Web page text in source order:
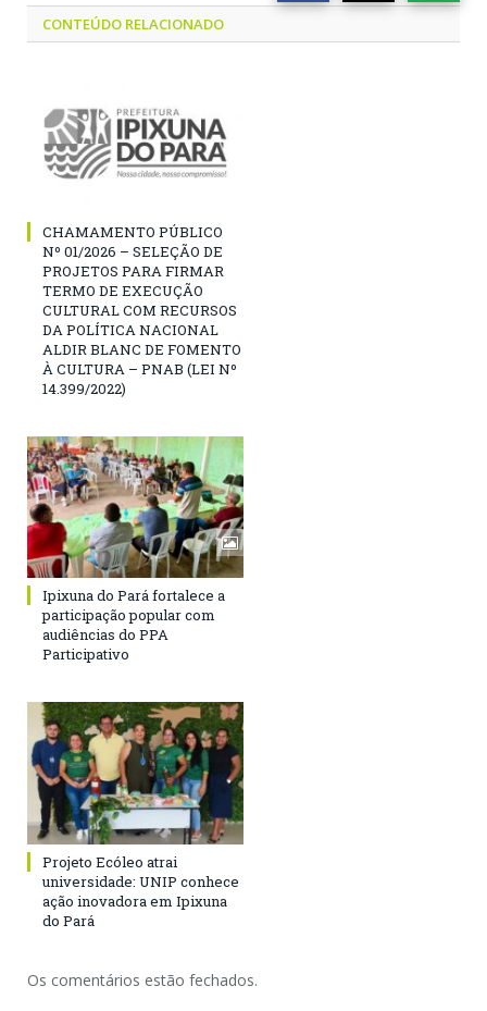
CONTEÚDO RELACIONADO
CHAMAMENTO PÚBLICO
Nº 01/2026 – SELEÇÃO DE
PROJETOS PARA FIRMAR
TERMO DE EXECUÇÃO
CULTURAL COM RECURSOS
DA POLÍTICA NACIONAL
ALDIR BLANC DE FOMENTO
À CULTURA – PNAB (LEI Nº
14.399/2022)
Ipixuna do Pará fortalece a
participação popular com
audiências do PPA
Participativo
Projeto Ecóleo atrai
universidade: UNIP conhece
ação inovadora em Ipixuna
do Pará
Os comentários estão fechados.